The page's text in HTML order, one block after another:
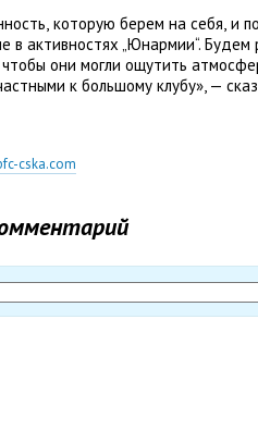
, которую берем на себя, и
в активностях „Юнармии“. Будем
чтобы они могли ощутить
к большому клубу», —
cska.com